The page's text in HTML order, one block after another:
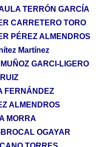
TERRÓN GARCÍA
CARRETERO TORO
PÉREZ ALMENDROS
Martínez
GARCI-LIGERO
FERNÁNDEZ
ALMENDROS
MORRA
OGAYAR